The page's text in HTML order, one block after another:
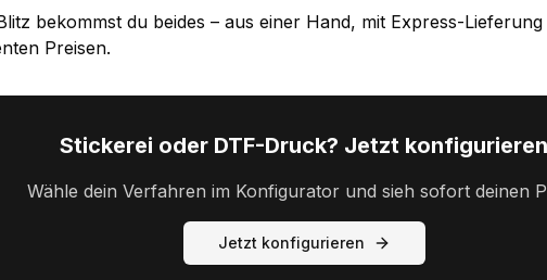
bekommst du beides – aus einer Hand, mit Express-
Preisen.
Stickerei oder DTF-Druck? Jetzt konfigurieren
Wähle dein Verfahren im Konfigurator und sieh sofort deinen
Jetzt konfigurieren